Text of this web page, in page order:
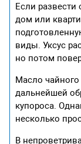
Если развести
дом или
виды. Уксус
но потом
Масло чайного
дальнейшей
купороса.
несколько
В